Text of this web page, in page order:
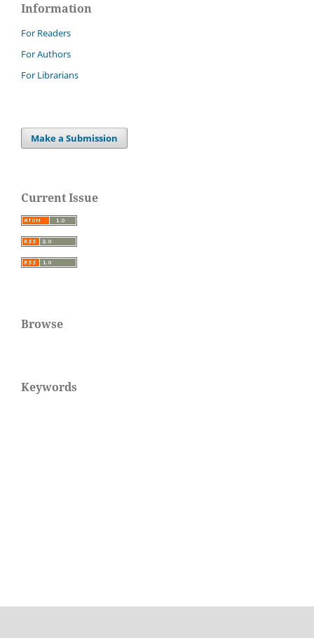
Information
For Readers
For Authors
For Librarians
Make a Submission
Current Issue
Browse
Keywords